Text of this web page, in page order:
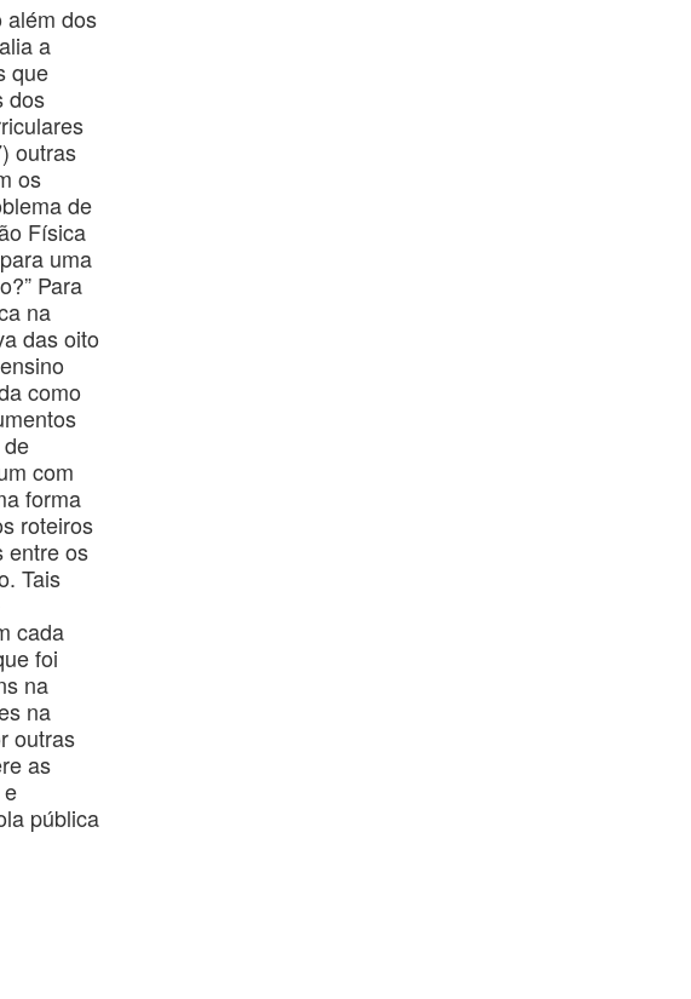
além dos
a
que
dos
outras
os
de
Física
uma
Para
na
das oito
como
com
forma
roteiros
entre os
Tais
cada
foi
na
na
outras
as
pública